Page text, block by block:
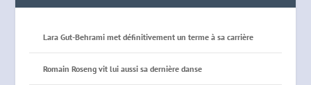
Lara Gut-Behrami met définitivement un terme à sa carrière
Romain Roseng vit lui aussi sa dernière danse